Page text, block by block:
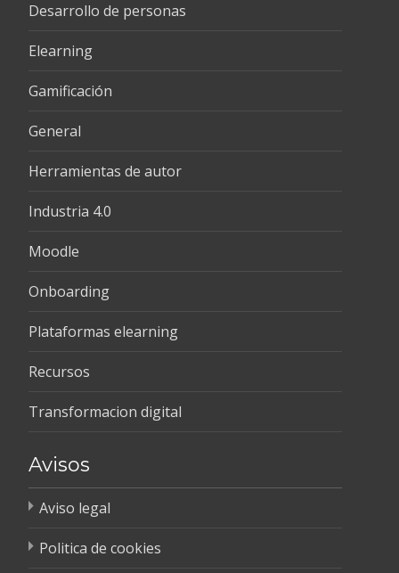
Desarrollo de personas
Elearning
Gamificación
General
Herramientas de autor
Industria 4.0
Moodle
Onboarding
Plataformas elearning
Recursos
Transformacion digital
Avisos
Aviso legal
Politica de cookies